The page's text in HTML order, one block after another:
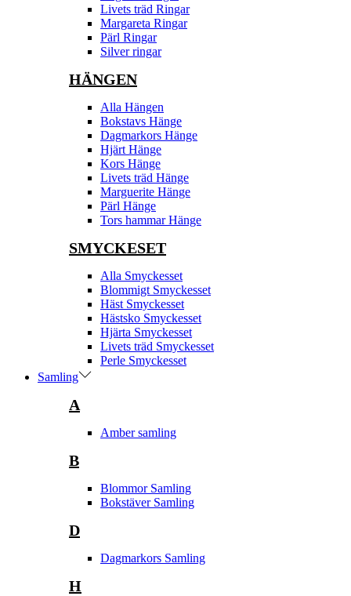
Livets träd Ringar
Margareta Ringar
Pärl Ringar
Silver ringar
HÄNGEN
Alla Hängen
Bokstavs Hänge
Dagmarkors Hänge
Hjärt Hänge
Kors Hänge
Livets träd Hänge
Marguerite Hänge
Pärl Hänge
Tors hammar Hänge
SMYCKESET
Alla Smyckesset
Blommigt Smyckesset
Häst Smyckesset
Hästsko Smyckesset
Hjärta Smyckesset
Livets träd Smyckesset
Perle Smyckesset
Samling
A
Amber samling
B
Blommor Samling
Bokstäver Samling
D
Dagmarkors Samling
H